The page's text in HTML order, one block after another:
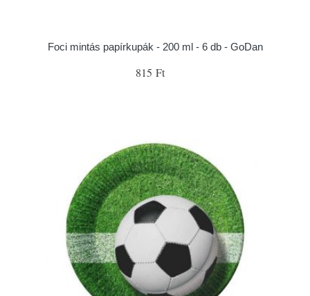
Foci mintás papírkupák - 200 ml - 6 db - GoDan
815 Ft